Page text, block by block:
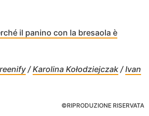
il panino con la bresaola è
/Karolina Kołodziejczak /Ivan
©RIPRODUZIONE RISERVATA